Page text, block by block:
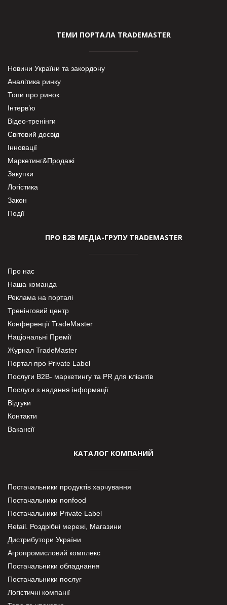
ТЕМИ ПОРТАЛА TRADEMASTER
Новини України та закордону
Аналітика ринку
Топи про ринок
Інтерв’ю
Відео-тренінги
Світовий досвід
Інновації
Маркетинг&Продажі
Закупки
Логістика
Закон
Події
ПРО В2В МЕДІА-ГРУПУ TRADEMASTER
Про нас
Наша команда
Реклама на порталі
Тренінговий центр
Конференції TradeMaster
Національні Премії
Журнал TradeMaster
Портал про Private Label
Послуги В2В- маркетингу та PR для клієнтів
Послуги з надання інформації
Відгуки
Контакти
Вакансії
КАТАЛОГ КОМПАНИЙ
Постачальники продуктів харчування
Постачальники nonfood
Постачальники Private Label
Retail. Роздрібні мережі, Магазини
Дистрибутори України
Агропромисловий комплекс
Постачальники обладнання
Постачальники послуг
Логістичні компанії